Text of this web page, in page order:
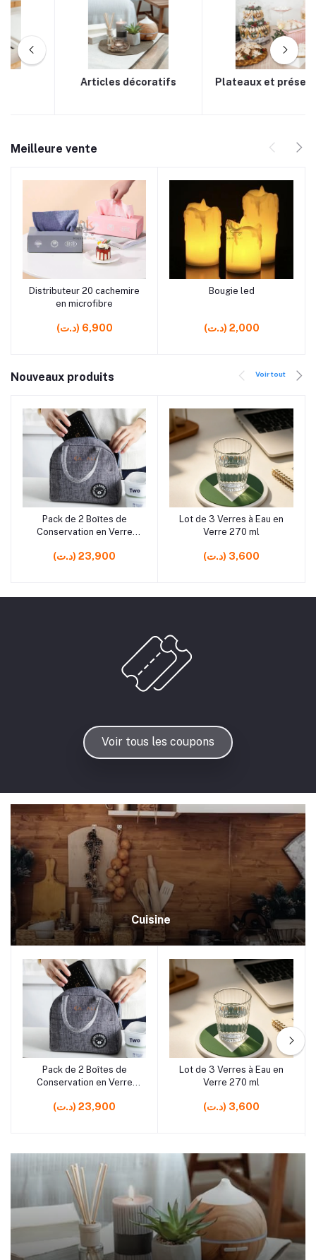
Articles de plage Jouets
Meilleure vente
rrrrrr0 rrrrrr8 rrrrrr10
Ajouter au panier
Distributeur 20 cachemire
en microfibre
(د.ت) 6,900
rrrrrr8 rrrrrr0 rrrrrr10
Ajouter au panier
Bougie led
(د.ت) 2,000
Nouveaux produits Voir tout
rrrrrr10
Ajouter au panier
Pack de 2 Boîtes de
Conservation en Verre
Isotherme
(د.ت) 23,900
rrrrrr5
Ajouter au panier
Lot de 3 Verres à Eau en
Verre 270 ml
(د.ت) 3,600
Voir tous les coupons
Cuisine
rrrrrr10
Ajouter au panier
Pack de 2 Boîtes de
Conservation en Verre
Isotherme
(د.ت) 23,900
rrrrrr5
Ajouter au panier
Lot de 3 Verres à Eau en
Verre 270 ml
(د.ت) 3,600